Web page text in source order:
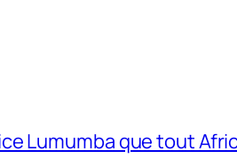
Lumumba que tout